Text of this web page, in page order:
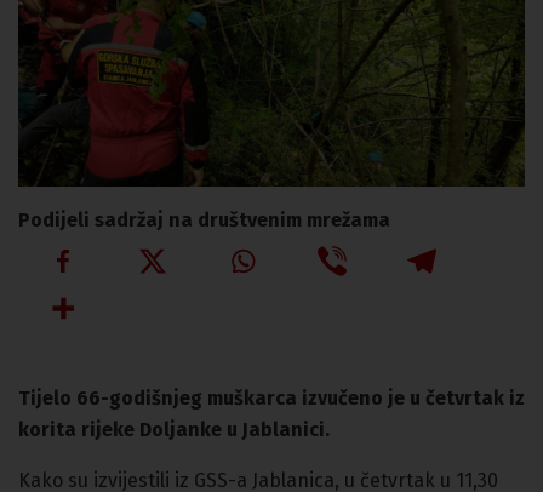
Podijeli sadržaj na društvenim mrežama
Tijelo 66-godišnjeg muškarca izvučeno je u četvrtak iz
korita rijeke Doljanke u Jablanici.
Kako su izvijestili iz GSS-a Jablanica, u četvrtak u 11,30